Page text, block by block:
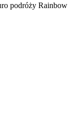
podróży Rainbow